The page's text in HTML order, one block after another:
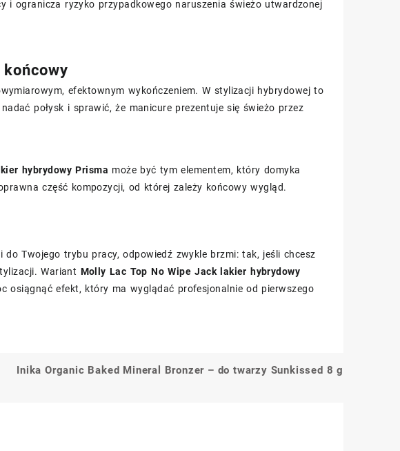
i ogranicza ryzyko przypadkowego naruszenia świeżo utwardzonej
efektownym wykończeniem. W stylizacji hybrydowej to
połysk i sprawić, że manicure prezentuje się świeżo przez
hybrydowy Prisma może być tym elementem, który domyka
część kompozycji, od której zależy końcowy wygląd.
Twojego trybu pracy, odpowiedź zwykle brzmi: tak, jeśli chcesz
Wariant Molly Lac Top No Wipe Jack lakier hybrydowy
osiągnąć efekt, który ma wyglądać profesjonalnie od pierwszego
Inika Organic Baked Mineral Bronzer – do twarzy Sunkissed 8 g